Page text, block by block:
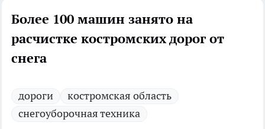
Более 100 машин занято на
расчистке костромских дорог от
снега
дороги
костромская область
снегоуборочная техника